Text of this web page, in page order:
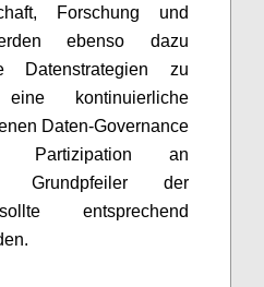
Forschung und
ebenso dazu
Datenstrategien zu
kontinuierliche
Daten-Governance
Partizipation an
Grundpfeiler der
entsprechend